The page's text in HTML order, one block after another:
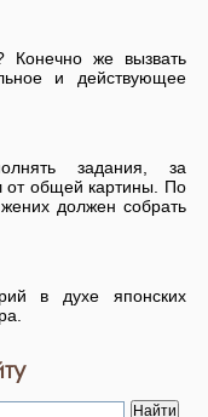
Конечно же вызвать
и действующее
задания, за
от общей картины. По
должен собрать
в духе японских